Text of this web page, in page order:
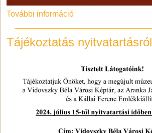
További információ
Tájékoztatás nyitvatartásról